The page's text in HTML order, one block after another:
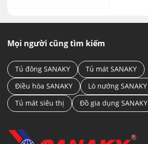
5
Mọi người cũng tìm kiếm
Tủ đông SANAKY
Tủ mát SANAKY
Điều hòa SANAKY
Lò nướng SANAKY
Tủ mát siêu thị
Đồ gia dụng SANAKY